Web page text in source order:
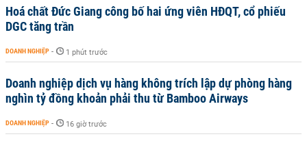
Hoá chất Đức Giang công bố hai ứng viên HĐQT, cổ phiếu
DGC tăng trần
DOANH NGHIỆP - 1 phút trước
Doanh nghiệp dịch vụ hàng không trích lập dự phòng hàng
nghìn tỷ đồng khoản phải thu từ Bamboo Airways
DOANH NGHIỆP - 16 giờ trước